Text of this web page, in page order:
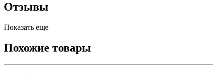
Отзывы
Показать еще
Похожие товары